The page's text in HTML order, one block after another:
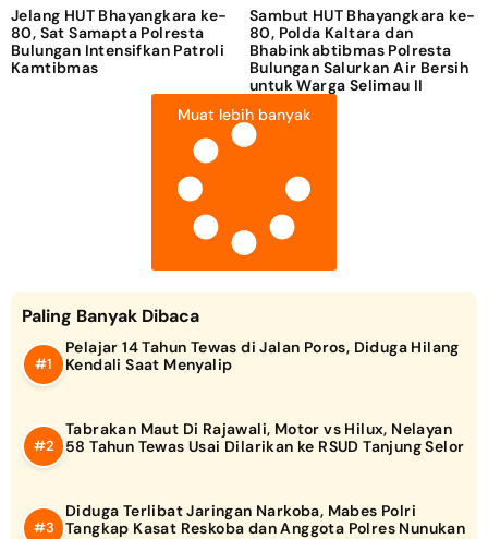
Jelang HUT Bhayangkara ke-
80, Sat Samapta Polresta
Bulungan Intensifkan Patroli
Kamtibmas
Sambut HUT Bhayangkara ke-
80, Polda Kaltara dan
Bhabinkabtibmas Polresta
Bulungan Salurkan Air Bersih
untuk Warga Selimau II
Muat lebih banyak
Paling Banyak Dibaca
Pelajar 14 Tahun Tewas di Jalan Poros, Diduga Hilang
Kendali Saat Menyalip
Tabrakan Maut Di Rajawali, Motor vs Hilux, Nelayan
58 Tahun Tewas Usai Dilarikan ke RSUD Tanjung Selor
Diduga Terlibat Jaringan Narkoba, Mabes Polri
Tangkap Kasat Reskoba dan Anggota Polres Nunukan